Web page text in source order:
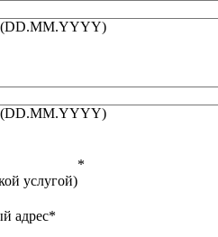
(DD.MM.YYYY)
(DD.MM.YYYY)
услугой)
*
адрес*